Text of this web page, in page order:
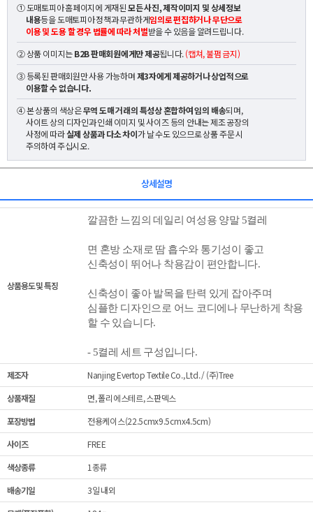
① 도매토피아 홈페이지에 게재된모든 사진, 제작이미지 및 상세정보
내용등을 도매토피아 정책과 무관하게임의로 편집하거나 무단으로
이용 및 도용 할 경우 법률에 따라 처벌받을 수 있음을 알려드립니다.
② 상품 이미지는B2B 판매회원에게만 제공됩니다.(캡쳐, 불펌 금지)
③ 등록된 판매회원만 사용 가능하며제3자에게 제공하거나 상업적으로
이용할 수 없습니다.
④ 본 상품의 색상은무역 도매 거래의 특성상 혼합하여 임의 배송되며,
사이트 상의 디자인과 인쇄 이미지 및 사이즈 등의 안내는 제조 공장의
사정에 따라실제 상품과 다소 차이가 날 수도 있으므로 상품 주문 시
주의하여 주십시오.
상세설명
상품용도 및 특징
깔끔한 느낌의 데일리 여성용 양말 5켤레
면 혼방 소재로 땀 흡수와 통기성이 좋고
신축성이 뛰어나 착용감이 편안합니다.
신축성이 좋아 발목을 탄력 있게 잡아주며
심플한 디자인으로 어느 코디에나 무난하게 착용
할 수 있습니다.
- 5켤레 세트 구성입니다.
제조자
Nanjing Evertop Textile Co., Ltd. / (주)Tree
상품재질
면, 폴리에스테르, 스판덱스
포장방법
전용케이스(22.5cmx9.5cmx4.5cm)
사이즈
FREE
색상종류
1종류
배송기일
3일 내외